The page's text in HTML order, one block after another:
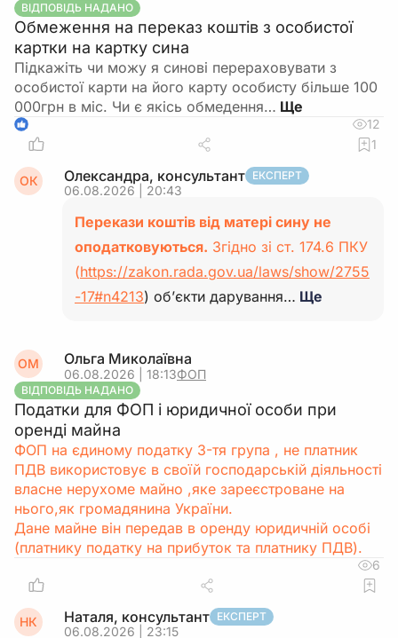
ВІДПОВІДЬ НАДАНО
Обмеження на переказ коштів з особистої
картки на картку сина
Підкажіть чи можу я синові перераховувати з
особистої карти на його карту особисту більше 100
000грн в міс. Чи є якісь обмедення…
1
12
1
ОК Олександра, консультант ЕКСПЕРТ
06.08.2026 | 20:43
Перекази коштів від матері сину не
оподатковуються. Згідно зі ст. 174.6 ПКУ
(https://zakon.rada.gov.ua/laws/show/2755
-17#n4213) об’єкти дарування… Ще
ОМ Ольга Миколаївна
06.08.2026 | 18:13ФОП
ВІДПОВІДЬ НАДАНО
Податки для ФОП і юридичної особи при
оренді майна
ФОП на єдиному податку 3-тя група , не платник
ПДВ використовує в своїй господарській діяльності
власне нерухоме майно ,яке зареєстроване на
нього,як громадянина України.
Дане майне він передав в оренду юридичній особі
(платнику податку на прибуток та платнику ПДВ).
6
НК Наталя, консультант ЕКСПЕРТ
06.08.2026 | 23:15